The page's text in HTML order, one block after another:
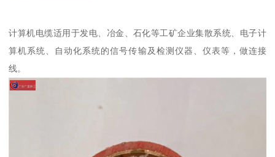
计算机电缆适用于发电、冶金、石化等工矿企业集散系统、电子计
算机系统、自动化系统的信号传输及检测仪器、仪表等，做连接
线。